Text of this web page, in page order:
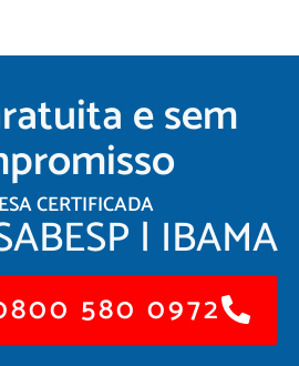
e sem
CERTIFICADA| IBAMA
580 0972